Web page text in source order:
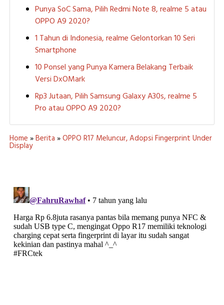
Punya SoC Sama, Pilih Redmi Note 8, realme 5 atau
OPPO A9 2020?
1 Tahun di Indonesia, realme Gelontorkan 10 Seri
Smartphone
10 Ponsel yang Punya Kamera Belakang Terbaik
Versi DxOMark
Rp3 Jutaan, Pilih Samsung Galaxy A30s, realme 5
Pro atau OPPO A9 2020?
Home »Berita »OPPO R17 Meluncur, Adopsi Fingerprint Under
Display